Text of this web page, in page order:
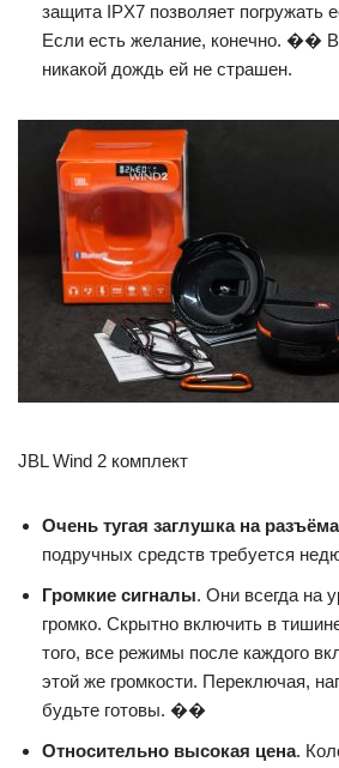
защита IPX7 позволяет погружать
Если есть желание, конечно. ��
никакой дождь ей не страшен.
JBL Wind 2 комплект
Очень тугая заглушка на
подручных средств требуется
Громкие сигналы. Они всегда на
громко. Скрытно включить в
того, все режимы после каждого
этой же громкости. Переключая,
будьте готовы. ��
Относительно высокая цена.